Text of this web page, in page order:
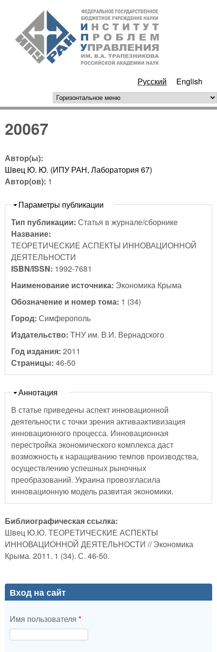
Перейти к основному
содержанию
РАН
Русский English
горизонтальное меню
20067
Автор(ы):
Швец Ю. Ю. (ИПУ РАН, Лаборатория 67)
Автор(ов): 1
Скрыть
Параметры публикации
Тип публикации: Статья в журнале/сборнике
Название:
ТЕОРЕТИЧЕСКИЕ АСПЕКТЫ ИННОВАЦИОННОЙ
ДЕЯТЕЛЬНОСТИ
ISBN/ISSN: 1992-7681
Наименование источника: Экономика Крыма
Обозначение и номер тома: 1 (34)
Город: Симферополь
Издательство: ТНУ им. В.И. Вернадского
Год издания: 2011
Страницы: 46-50
Скрыть
Аннотация
В статье приведены аспект инновационной
деятельности с точки зрения активаактивизация
инновационного процесса. Инновационная
перестройка экономического комплекса даст
возможность к наращиванию темпов производства,
осуществлению успешных рыночных
преобразований. Украина провозгласила
инновационную модель развитая экономики.
Библиографическая ссылка:
Швец Ю.Ю. ТЕОРЕТИЧЕСКИЕ АСПЕКТЫ
ИННОВАЦИОННОЙ ДЕЯТЕЛЬНОСТИ // Экономика
Крыма. 2011. 1 (34). С. 46-50.
Вход на сайт
Имя пользователя *